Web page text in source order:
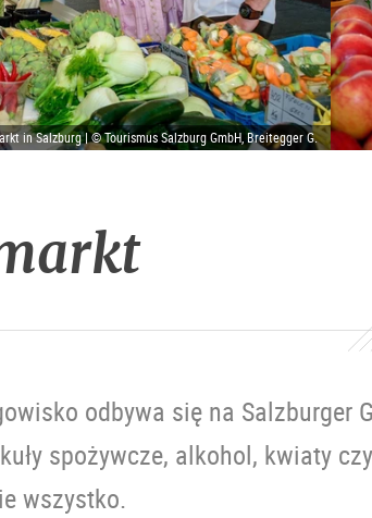
in Salzburg | © Tourismus Salzburg GmbH, Breitegger G.
odbywa się na Salzburger
spożywcze, alkohol, kwiaty
wszystko.